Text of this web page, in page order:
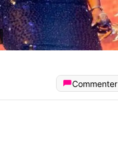
Commenter